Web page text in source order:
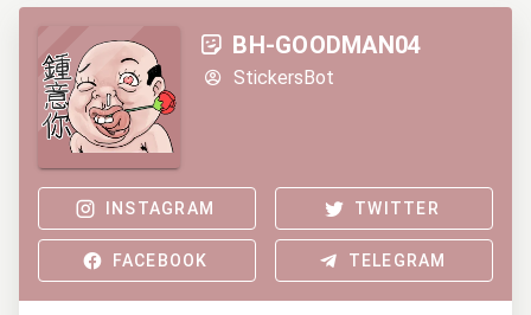
BH-GOODMAN04
StickersBot
INSTAGRAM TWITTER
FACEBOOK TELEGRAM